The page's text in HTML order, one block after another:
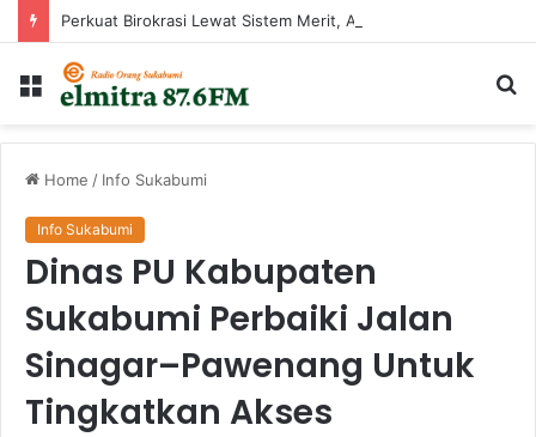
Menu
Home / Info Sukabumi
Info Sukabumi
Dinas PU Kabupaten
Sukabumi Perbaiki Jalan
Sinagar–Pawenang Untuk
Tingkatkan Akses